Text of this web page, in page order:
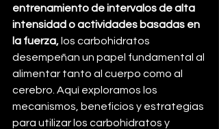
entrenamiento de intervalos de alta
intensidad o actividades basadas en
la fuerza, los carbohidratos
desempeñan un papel fundamental al
alimentar tanto al cuerpo como al
cerebro. Aquí exploramos los
mecanismos, beneficios y estrategias
para utilizar los carbohidratos y